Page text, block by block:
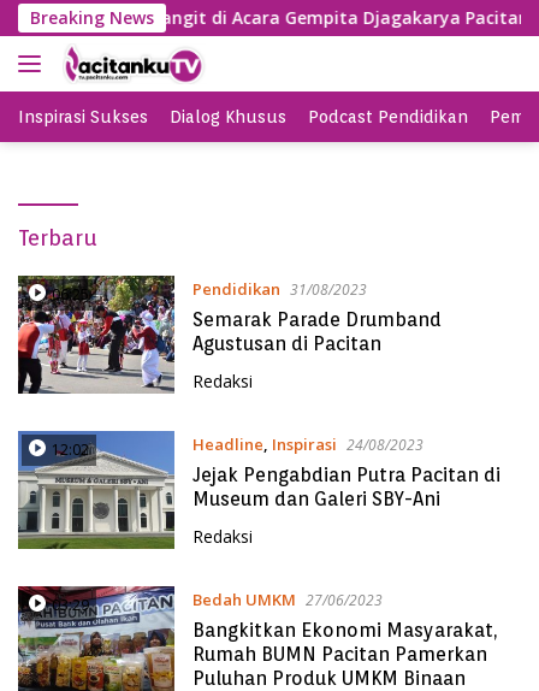
k
p
o
Breaking News
Lagu Banyu Langit di Acara Gempita Djagakarya Pacitan
Inspirasi Sukses Dialog Khusus Podcast Pendidikan
a
c
i
t
a
n
u
T
V
Terbaru
06:25 Pendidikan 31/08/2023
Semarak Parade Drumband
Agustusan di Pacitan
Redaksi
12:02 Headline, Inspirasi 24/08/2023
Jejak Pengabdian Putra Pacitan di
Museum dan Galeri SBY-Ani
Redaksi
03:29 Bedah UMKM 27/06/2023
Bangkitkan Ekonomi Masyarakat,
Rumah BUMN Pacitan Pamerkan
Puluhan Produk UMKM Binaan